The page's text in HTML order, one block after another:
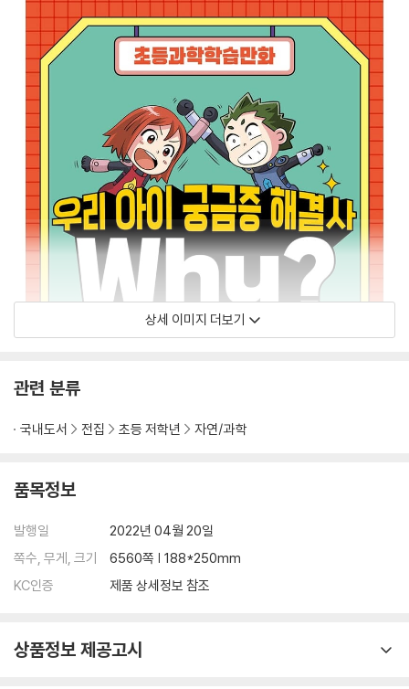
상세 이미지 더보기
관련 분류
국내도서 전집 초등 저학년 자연/과학
품목정보
발행일
2022년 04월 20일
쪽수, 무게, 크기
6560쪽 | 188*250mm
KC인증
제품 상세정보 참조
상품정보 제공고시